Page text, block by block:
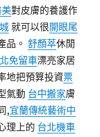
美對皮膚的養護作
就可以很開眼尾
品。舒顏萃休閒
免留車漂亮家居
地把預算投資票
氣動 台中搬家膚
,宜蘭傳統藝術中
理上的 台北機車